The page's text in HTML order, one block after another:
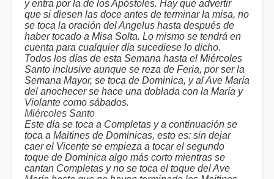
y entra por la de los Apóstoles. Hay que advertir
que si diesen las doce antes de terminar la misa, no
se toca la oración del Angelus hasta después de
haber tocado a Misa Solta. Lo mismo se tendrá en
cuenta para cualquier día sucediese lo dicho.
Todos los días de esta Semana hasta el Miércoles
Santo inclusive aunque se reza de Feria, por ser la
Semana Mayor, se toca de Dominica, y al Ave María
del anochecer se hace una doblada con la María y
Violante como sábados.
Miércoles Santo
Este día se toca a Completas y a continuación se
toca a Maitines de Dominicas, esto es: sin dejar
caer el Vicente se empieza a tocar el segundo
toque de Dominica algo más corto mientras se
cantan Completas y no se toca el toque del Ave